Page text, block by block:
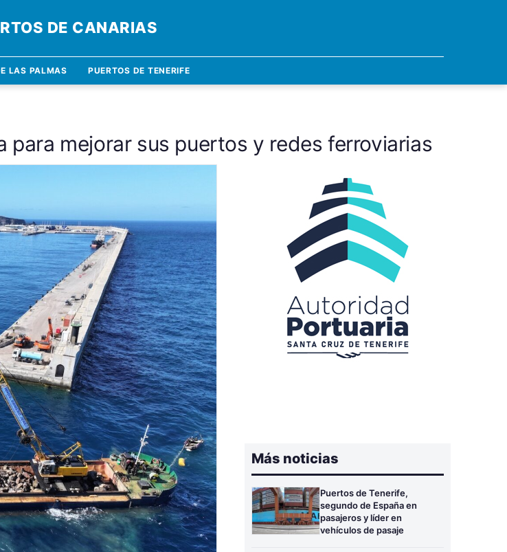
DE CANARIAS
LAS PALMAS PUERTOS DE TENERIFE
para mejorar sus puertos y redes ferroviarias
Más noticias
Puertos de Tenerife,
segundo de España en
pasajeros y líder en
vehículos de pasaje